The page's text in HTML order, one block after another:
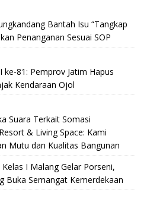
Bantah Isu “Tangkap
Penanganan Sesuai SOP
ke-81: Pemprov Jatim Hapus
Kendaraan Ojol
Suara Terkait Somasi
& Living Space: Kami
Mutu dan Kualitas Bangunan
I Malang Gelar Porseni,
Buka Semangat Kemerdekaan